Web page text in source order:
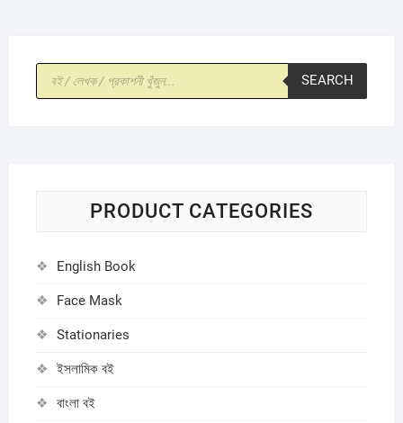
Products
search
SEARCH
PRODUCT CATEGORIES
English Book
Face Mask
Stationaries
ইসলামিক বই
বাংলা বই